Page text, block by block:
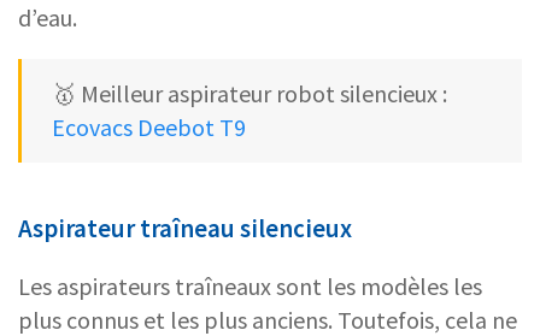
d’eau.
🥇 Meilleur aspirateur robot silencieux :
Ecovacs Deebot T9
Aspirateur traîneau silencieux
Les aspirateurs traîneaux sont les modèles les
plus connus et les plus anciens. Toutefois, cela ne